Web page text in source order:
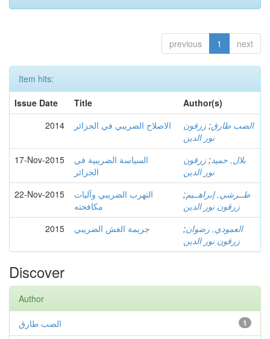
previous 1 next
Item hits:
Issue Date
Title
Author(s)
2014
الاصلاح الضريبي في الجزائر الضب طارق; زرقون
نور الدين
17-Nov-2015
السياسة الضريبية في
الجزائر
بلال, حميد; زرقون
نور الدين
22-Nov-2015
التهرب الضريبي وآليات
مكافحته
طــرشي, إبراهــيم;
زرقون نور الدين
2015
جريمة الغش الضريبي العمودي, رضوان;
زرقون نور الدين
Discover
Author
1 الضب طارق